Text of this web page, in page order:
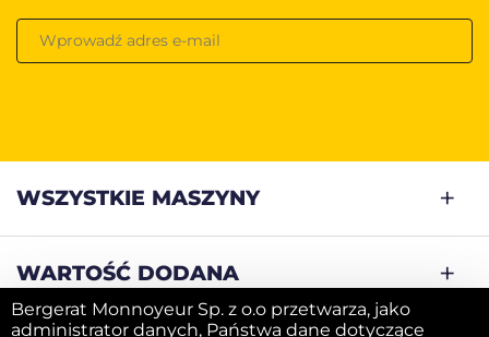
WSZYSTKIE MASZYNY
WARTOŚĆ DODANA
Bergerat Monnoyeur Sp. z o.o przetwarza, jako
administrator danych, Państwa dane dotyczące